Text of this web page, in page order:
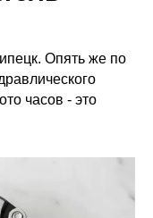
Опять же по
часов - это